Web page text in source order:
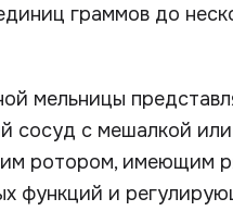
граммов до
мельницы
сосуд с мешалкой или
ротором, имеющим
функций и